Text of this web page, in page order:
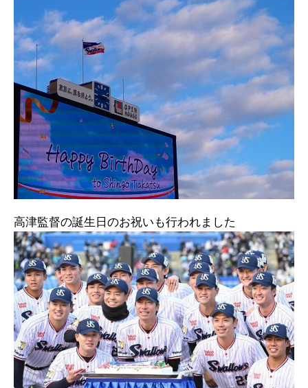
高津監督の誕生日のお祝いも行われました